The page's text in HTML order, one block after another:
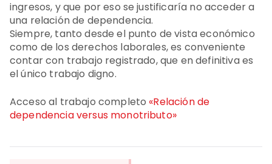
ingresos, y que por eso se justificaría no acceder a
una relación de dependencia.
Siempre, tanto desde el punto de vista económico
como de los derechos laborales, es conveniente
contar con trabajo registrado, que en definitiva es
el único trabajo digno.
Acceso al trabajo completo «Relación de
dependencia versus monotributo»